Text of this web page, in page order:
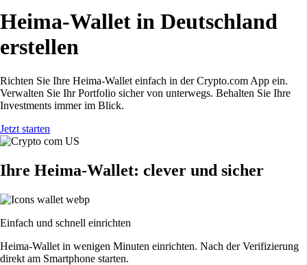
Heima-Wallet in Deutschland
erstellen
Richten Sie Ihre Heima-Wallet einfach in der Crypto.com App ein.
Verwalten Sie Ihr Portfolio sicher von unterwegs. Behalten Sie Ihre
Investments immer im Blick.
Jetzt starten
Ihre Heima-Wallet: clever und sicher
Einfach und schnell einrichten
Heima-Wallet in wenigen Minuten einrichten. Nach der Verifizierung
direkt am Smartphone starten.